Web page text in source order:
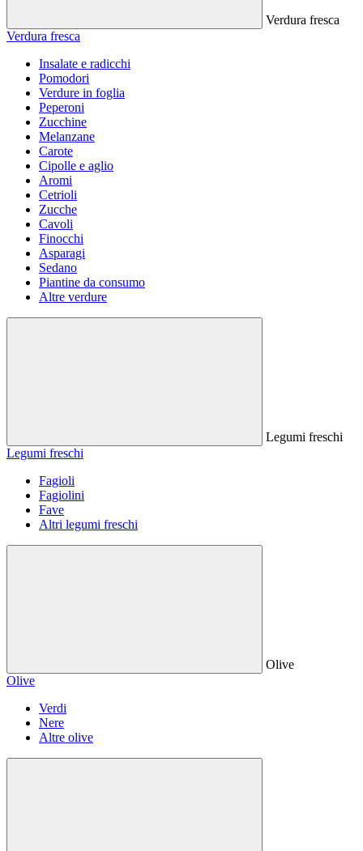
Verdura fresca
Verdura fresca
Insalate e radicchi
Pomodori
Verdure in foglia
Peperoni
Zucchine
Melanzane
Carote
Cipolle e aglio
Aromi
Cetrioli
Zucche
Cavoli
Finocchi
Asparagi
Sedano
Piantine da consumo
Altre verdure
Legumi freschi
Legumi freschi
Fagioli
Fagiolini
Fave
Altri legumi freschi
Olive
Olive
Verdi
Nere
Altre olive